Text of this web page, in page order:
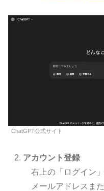
ChatGPT公式サイト
アカウント登録
右上の「ログイン」
メールアドレスま